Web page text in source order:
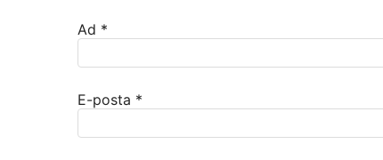
Ad *
E-posta *